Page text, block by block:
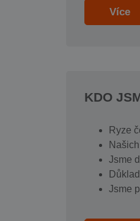
Více
KDO
Ryze
Jsme
Jsme